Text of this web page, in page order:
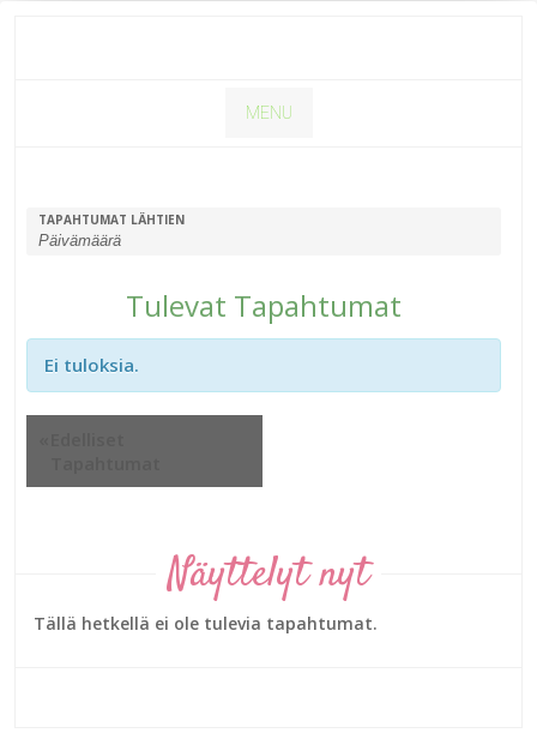
MENU
TAPAHTUMAT LÄHTIEN
Tulevat Tapahtumat
Ei tuloksia.
Tapahtumat
navigointivalikko
Näyttelyt nyt
Tällä hetkellä ei ole tulevia tapahtumat.